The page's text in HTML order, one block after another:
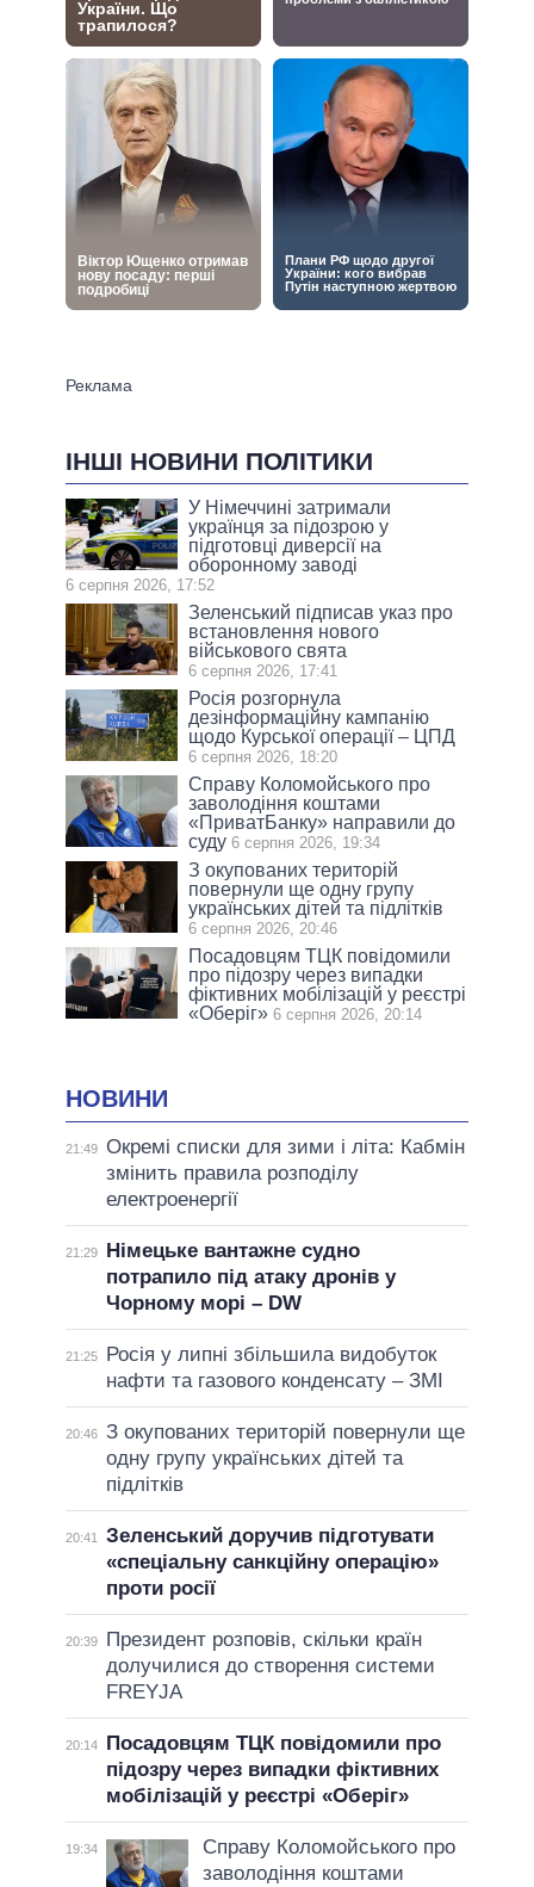
ІНШІ НОВИНИ ПОЛІТИКИ
У Німеччині затримали
українця за підозрою у
підготовці диверсії на
оборонному заводі
6 серпня 2026, 17:52
Зеленський підписав указ про
встановлення нового
військового свята
6 серпня 2026, 17:41
Росія розгорнула
дезінформаційну кампанію
щодо Курської операції – ЦПД
6 серпня 2026, 18:20
Справу Коломойського про
заволодіння коштами
«ПриватБанку» направили до
суду 6 серпня 2026, 19:34
З окупованих територій
повернули ще одну групу
українських дітей та підлітків
6 серпня 2026, 20:46
Посадовцям ТЦК повідомили
про підозру через випадки
фіктивних мобілізацій у реєстрі
«Оберіг» 6 серпня 2026, 20:14
НОВИНИ
21:49 Окремі списки для зими і літа: Кабмін
змінить правила розподілу
електроенергії
21:29
Німецьке вантажне судно
потрапило під атаку дронів у
Чорному морі – DW
21:25
Росія у липні збільшила видобуток
нафти та газового конденсату – ЗМІ
20:46 З окупованих територій повернули ще
одну групу українських дітей та
підлітків
20:41
Зеленський доручив підготувати
«спеціальну санкційну операцію»
проти росії
20:39
Президент розповів, скільки країн
долучилися до створення системи
FREYJA
20:14
Посадовцям ТЦК повідомили про
підозру через випадки фіктивних
мобілізацій у реєстрі «Оберіг»
19:34
Справу Коломойського про
заволодіння коштами